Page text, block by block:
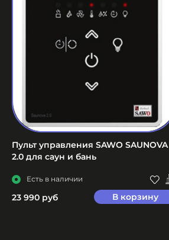
Пульт управления SAWO SAUNOVA
2.0 для саун и бань
Есть в наличии
23 990 руб В корзину